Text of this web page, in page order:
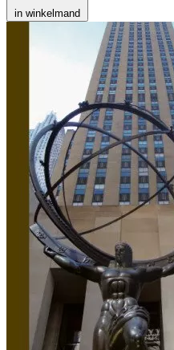
in winkelmand